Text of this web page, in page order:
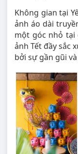
Không gian tại
ảnh áo dài
một góc nhỏ tại
ảnh Tết đầy sắc
bởi sự gần gũi